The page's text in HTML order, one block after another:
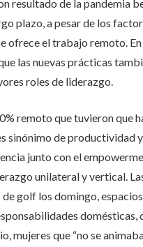
resultado de la pandemia
plazo, a pesar de los
ofrece el trabajo remoto.
las nuevas prácticas
roles de liderazgo.
remoto que tuvieron que
sinónimo de productividad
junto con el
unilateral y vertical.
golf los domingo,
domésticas,
mujeres que “no se